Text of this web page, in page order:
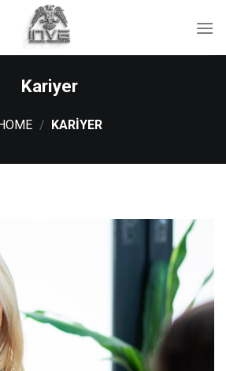
Kariyer
/ KARIYER